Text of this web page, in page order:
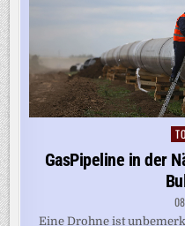
in
GasPipeline in der
Eine Drohne ist